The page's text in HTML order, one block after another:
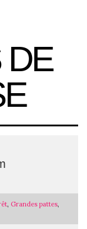
, Grandes pattes,